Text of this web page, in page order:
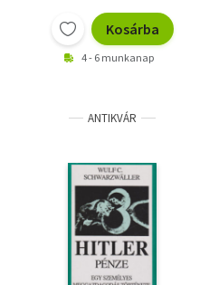
Kosárba
4 - 6 munkanap
ANTIKVÁR